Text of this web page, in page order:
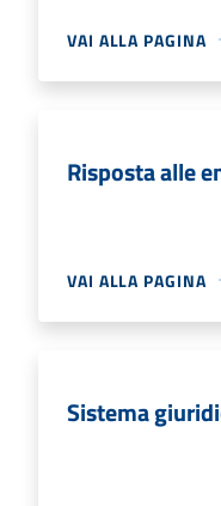
VAI ALLA PAGINA
Risposta alle
VAI ALLA PAGINA
Sistema